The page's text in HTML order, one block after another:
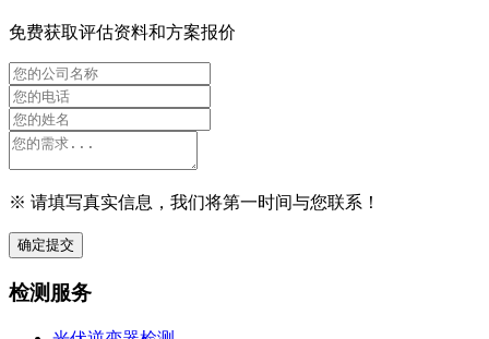
免费获取评估资料和方案报价
※ 请填写真实信息，我们将第一时间与您联系！
确定提交
检测服务